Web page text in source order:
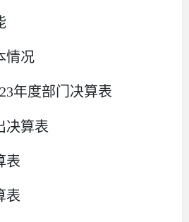
情况
年度部门决算表
决算表
表
表